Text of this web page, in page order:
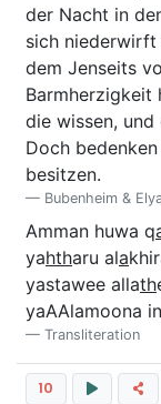
der Nacht in
sich
dem Jenseits
Barmherzigkeit
die wissen,
Doch
besitzen.
Bubenheim &
Amman huwa q
yahtharu ala
yastawee allath
yaAAlamoona
Transliteration
10